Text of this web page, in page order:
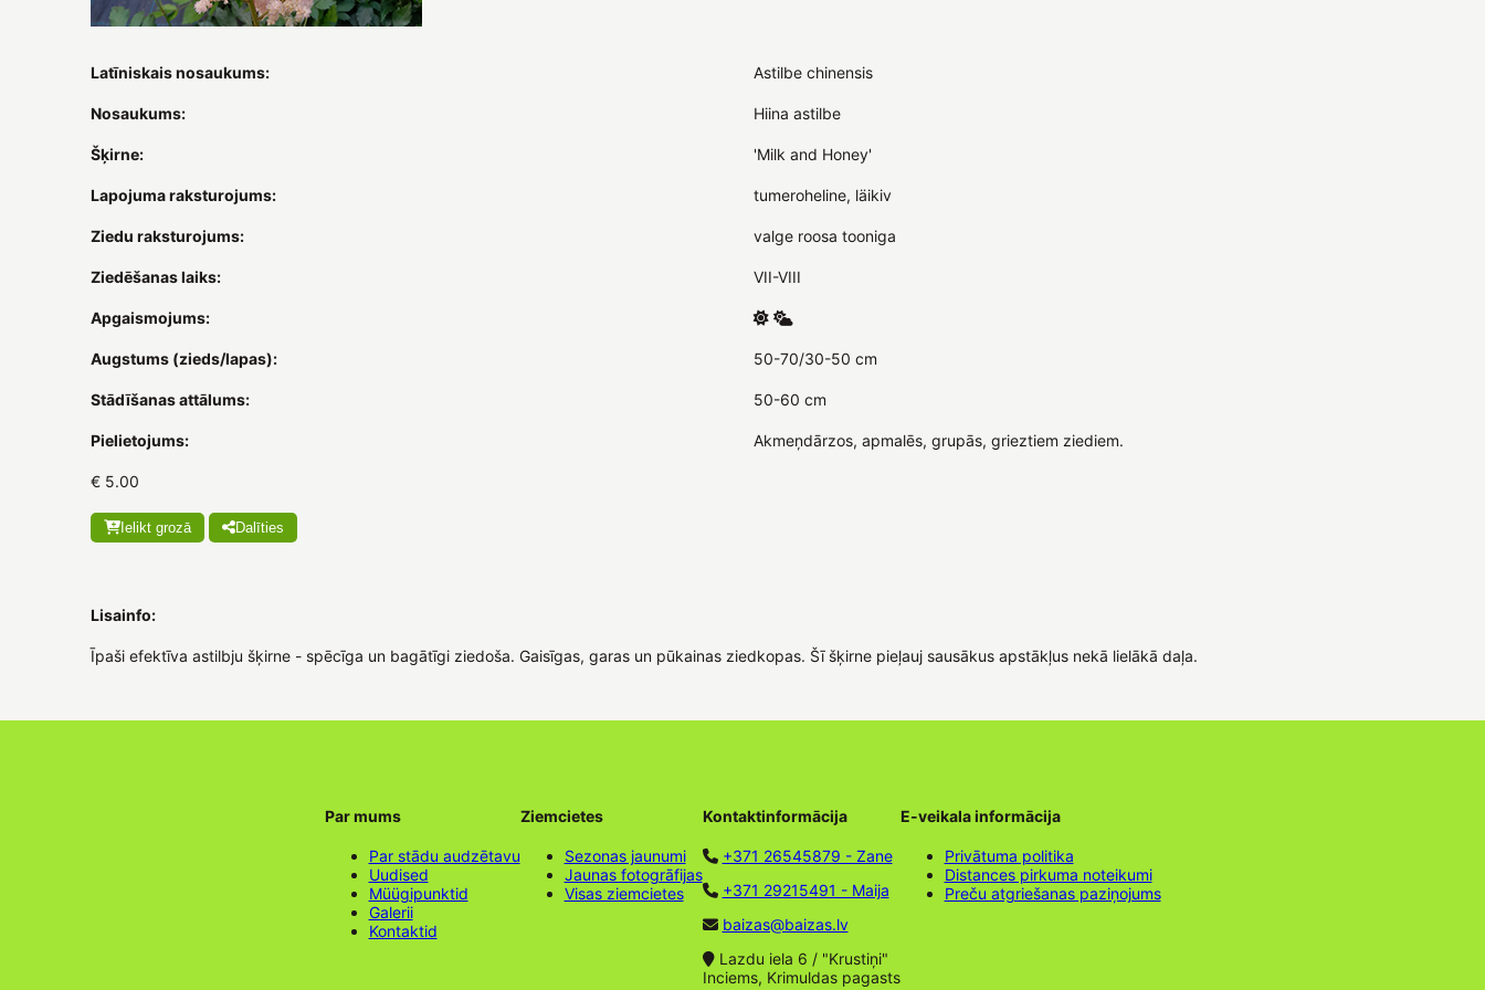
Latīniskais nosaukums: Astilbe chinensis
Nosaukums: Hiina astilbe
Šķirne: 'Milk and Honey'
Lapojuma raksturojums: tumeroheline, läikiv
Ziedu raksturojums: valge roosa tooniga
Ziedēšanas laiks: VII-VIII
Apgaismojums:
Augstums (zieds/lapas): 50-70/30-50 cm
Stādīšanas attālums: 50-60 cm
Pielietojums: Akmeņdārzos, apmalēs, grupās, grieztiem ziediem.
€ 5.00
Ielikt grozā Dalīties
Lisainfo:
Īpaši efektīva astilbju šķirne - spēcīga un bagātīgi ziedoša. Gaisīgas, garas un pūkainas ziedkopas. Šī šķirne pieļauj sausākus apstākļus nekā lielākā daļa.
Par mums
Par stādu audzētavu
Uudised
Müügipunktid
Galerii
Kontaktid
Ziemcietes
Sezonas jaunumi
Jaunas fotogrāfijas
Visas ziemcietes
Kontaktinformācija
+371 26545879 - Zane
+371 29215491 - Maija
baizas@baizas.lv
Lazdu iela 6 / "Krustiņi"
Inciems, Krimuldas pagasts
E-veikala informācija
Privātuma politika
Distances pirkuma noteikumi
Preču atgriešanas paziņojums